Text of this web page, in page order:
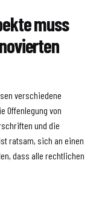
muss
verschiedene
Offenlegung von
und die
ratsam, sich an einen
dass alle rechtlichen